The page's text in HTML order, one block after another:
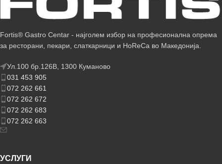
Fortis® Gastro Centar - најголем избор на професионална опрема
за ресторани, пекари, слаткарници и HoReCa во Македонија.
Ул.100 бр.126В, 1300 Куманово
031 453 905
072 262 661
072 262 672
072 262 683
072 262 663
УСЛУГИ